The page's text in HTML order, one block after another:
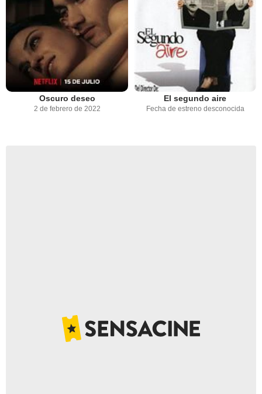
Oscuro deseo
2 de febrero de 2022
El segundo aire
Fecha de estreno desconocida